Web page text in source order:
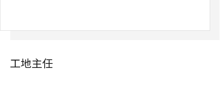
工地主任